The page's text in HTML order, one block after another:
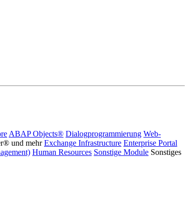
ABAP Objects® Dialogprogrammierung Web-
und mehr Exchange Infrastructure Enterprise Portal
Human Resources Sonstige Module Sonstiges